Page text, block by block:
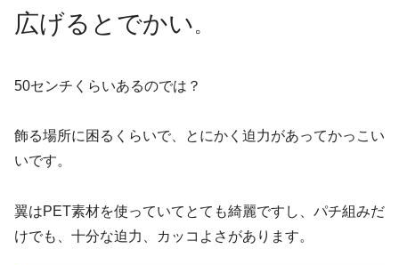
広げるとでかい。
50センチくらいあるのでは？
飾る場所に困るくらいで、とにかく迫力があってかっこい
いです。
翼はPET素材を使っていてとても綺麗ですし、パチ組みだ
けでも、十分な迫力、カッコよさがあります。